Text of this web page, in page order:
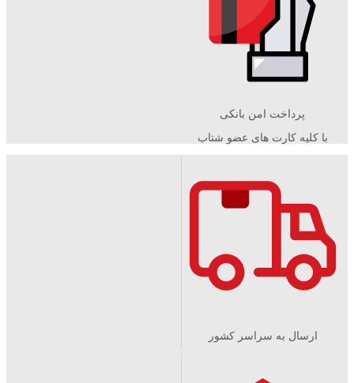
پرداخت امن بانکی
با کلیه کارت های عضو شتاب
ارسال به سراسر کشور​